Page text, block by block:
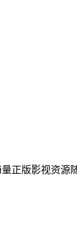
正版影视资源